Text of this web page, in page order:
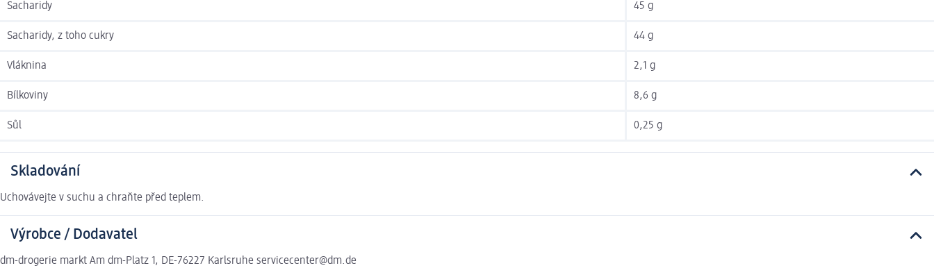
Sacharidy 45 g
Sacharidy, z toho cukry 44 g
Vláknina 2,1 g
Bílkoviny 8,6 g
Sůl 0,25 g
Skladování
Uchovávejte v suchu a chraňte před teplem.
Výrobce / Dodavatel
dm-drogerie markt Am dm-Platz 1, DE-76227 Karlsruhe servicecenter@dm.de